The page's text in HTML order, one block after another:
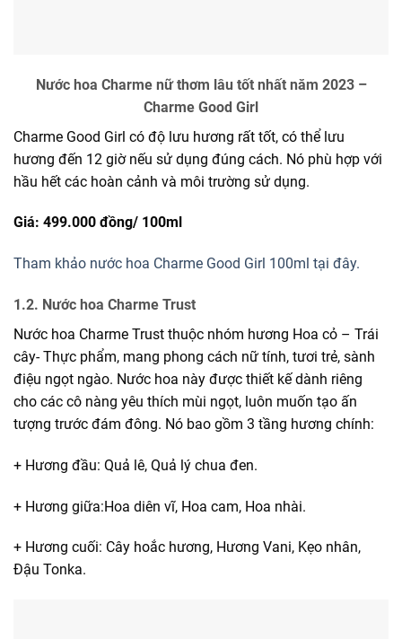
Nước hoa Charme nữ thơm lâu tốt nhất năm 2023 –
Charme Good Girl
Charme Good Girl có độ lưu hương rất tốt, có thể lưu
hương đến 12 giờ nếu sử dụng đúng cách. Nó phù hợp với
hầu hết các hoàn cảnh và môi trường sử dụng.
Giá: 499.000 đồng/ 100ml
Tham khảo nước hoa Charme Good Girl 100ml tại đây.
1.2. Nước hoa Charme Trust
Nước hoa Charme Trust thuộc nhóm hương Hoa cỏ – Trái
cây- Thực phẩm, mang phong cách nữ tính, tươi trẻ, sành
điệu ngọt ngào. Nước hoa này được thiết kế dành riêng
cho các cô nàng yêu thích mùi ngọt, luôn muốn tạo ấn
tượng trước đám đông. Nó bao gồm 3 tầng hương chính:
+ Hương đầu: Quả lê, Quả lý chua đen.
+ Hương giữa:Hoa diên vĩ, Hoa cam, Hoa nhài.
+ Hương cuối: Cây hoắc hương, Hương Vani, Kẹo nhân,
Đậu Tonka.